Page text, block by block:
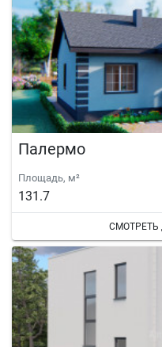
Палермо
Площадь, м²
131.7
СМОТРЕТЬ